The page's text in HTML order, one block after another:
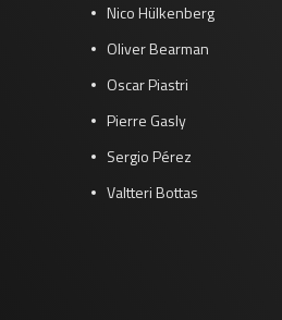
Nico Hülkenberg
Oliver Bearman
Oscar Piastri
Pierre Gasly
Sergio Pérez
Valtteri Bottas